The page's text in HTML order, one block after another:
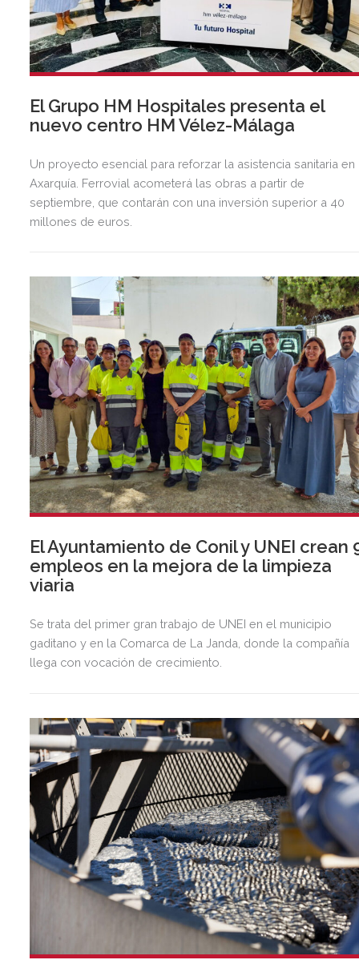
El Grupo HM Hospitales presenta el
nuevo centro HM Vélez-Málaga
Un proyecto esencial para reforzar la asistencia sanitaria en
Axarquía. Ferrovial acometerá las obras a partir de
septiembre, que contarán con una inversión superior a 40
millones de euros.
El Ayuntamiento de Conil y UNEI crean
empleos en la mejora de la limpieza
viaria
Se trata del primer gran trabajo de UNEI en el municipio
gaditano y en la Comarca de La Janda, donde la compañía
llega con vocación de crecimiento.